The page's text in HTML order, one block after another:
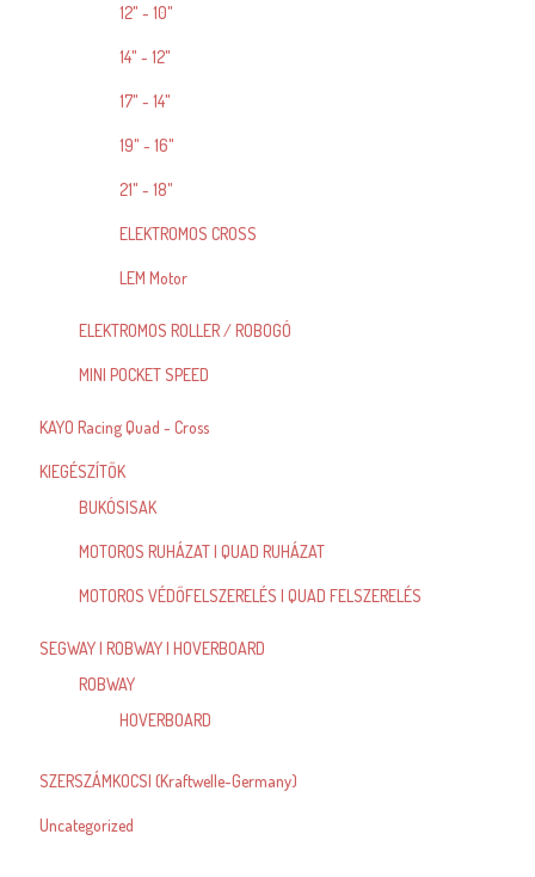
12" - 10"
14" - 12"
17" - 14"
19" - 16"
21" - 18"
ELEKTROMOS CROSS
LEM Motor
ELEKTROMOS ROLLER / ROBOGÓ
MINI POCKET SPEED
KAYO Racing Quad - Cross
KIEGÉSZÍTŐK
BUKÓSISAK
MOTOROS RUHÁZAT | QUAD RUHÁZAT
MOTOROS VÉDŐFELSZERELÉS | QUAD FELSZERELÉS
SEGWAY | ROBWAY | HOVERBOARD
ROBWAY
HOVERBOARD
SZERSZÁMKOCSI (Kraftwelle-Germany)
Uncategorized